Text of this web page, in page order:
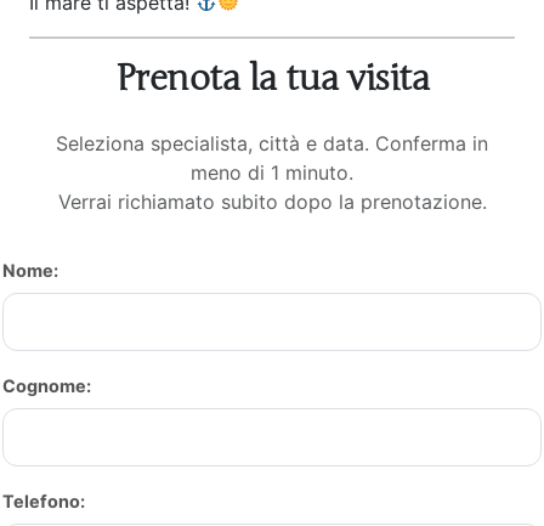
Prenota la tua visita
Seleziona specialista, città e data. Conferma in
meno di 1 minuto.
Verrai richiamato subito dopo la prenotazione.
Nome:
Cognome:
Telefono: